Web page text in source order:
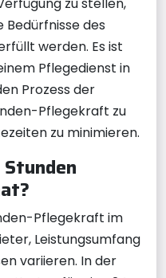
Bedürfnisse des
werden. Es ist
Pflegedienst in
Prozess der
Pflegekraft zu
zu minimieren.
Pflegekraft im
Leistungsumfang
variieren. In der